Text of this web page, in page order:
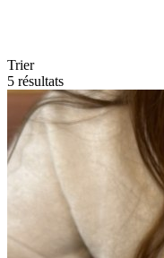
Trier
5 résultats